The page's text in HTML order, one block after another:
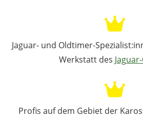
Jaguar- und Oldtimer-
Werkstatt des
Profis auf dem Gebiet der